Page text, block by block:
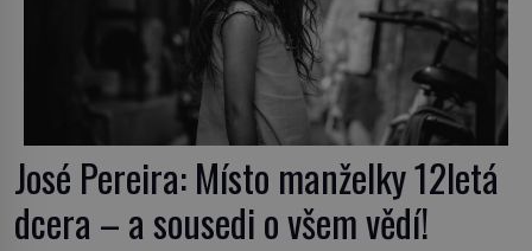
José Pereira: Místo manželky 12letá
dcera – a sousedi o všem vědí!